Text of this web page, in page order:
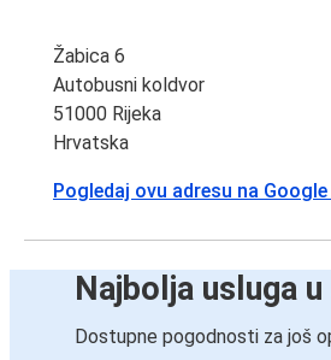
Žabica 6
Autobusni koldvor
51000 Rijeka
Hrvatska
Pogledaj ovu adresu na
Najbolja usluga
Dostupne pogodnosti za još